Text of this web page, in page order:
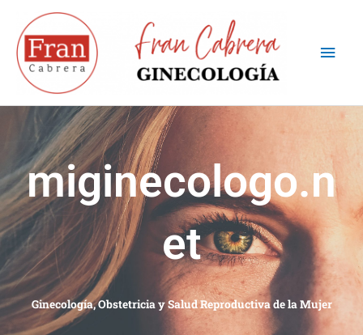
contenido
miginecologo.n
et
Ginecología, Obstetricia y Salud Reproductiva de la Mujer